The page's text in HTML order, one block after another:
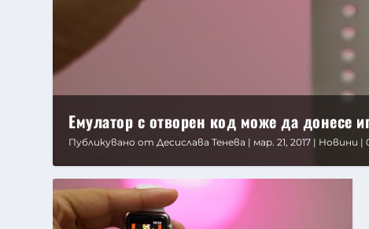
Емулатор с отворен код може да донесе
Публикувано от Десислава Тенева | мар. 21, 2017 | Новини |